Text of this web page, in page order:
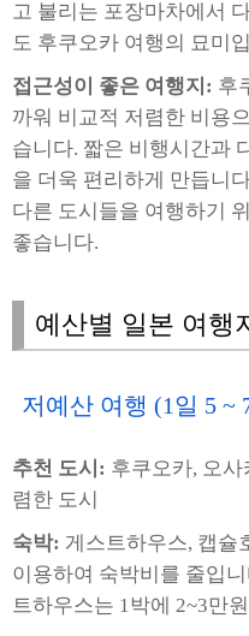
고 불리는 포장마차에서
도 후쿠오카 여행의 묘미
접근성이 좋은 여행지: 후
까워 비교적 저렴한 비용
습니다. 짧은 비행시간과
을 더욱 편리하게 만듭니
다른 도시들을 여행하기
좋습니다.
예산별 일본 여행
저예산 여행 (1일 5 ~
추천 도시: 후쿠오카, 오사
렴한 도시
숙박: 게스트하우스, 캡슐
이용하여 숙박비를 줄입
트하우스는 1박에 2~3만